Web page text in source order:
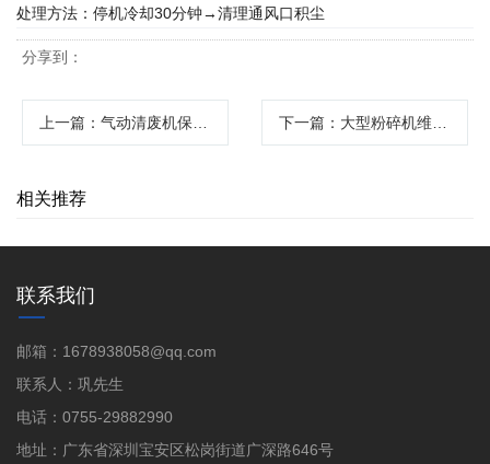
处理方法：停机冷却30分钟→清理通风口积尘
分享到：
上一篇 ：气动清废机保养攻略 下一篇 ：大型粉碎机维护保养与安全操作手册
相关推荐
联系我们
邮箱：1678938058@qq.com
联系人：巩先生
电话：0755-29882990
地址：广东省深圳宝安区松岗街道广深路646号